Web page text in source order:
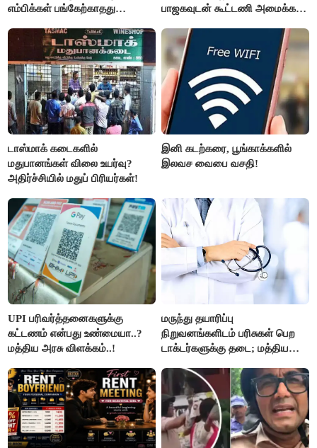
எம்பிக்கள் பங்கேற்காதது
பாஜகவுடன் கூட்டணி அமைக்க
டாஸ்மாக் கடைகளில்
மதுபானங்கள் விலை உயர்வு?
அதிர்ச்சியில் மதுப் பிரியர்கள்!
இனி கடற்கரை, பூங்காக்களில்
இலவச வைபை வசதி!
UPI பரிவர்த்தனைகளுக்கு
கட்டணம் என்பது உண்மையா..?
மத்திய அரசு விளக்கம்..!
மருந்து தயாரிப்பு
நிறுவனங்களிடம் பரிசுகள் பெற
டாக்டர்களுக்கு தடை; மத்திய